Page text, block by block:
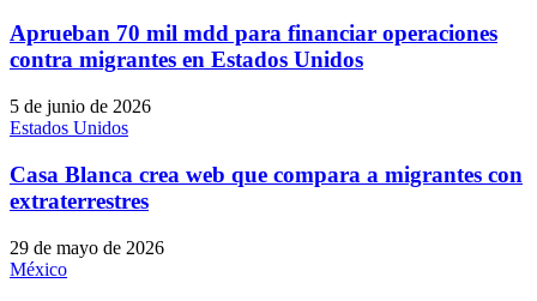
Aprueban 70 mil mdd para financiar operaciones
contra migrantes en Estados Unidos
5 de junio de 2026
Estados Unidos
Casa Blanca crea web que compara a migrantes con
extraterrestres
29 de mayo de 2026
México